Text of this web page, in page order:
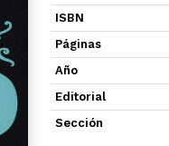
ISBN
Páginas
Año
Editorial
Sección